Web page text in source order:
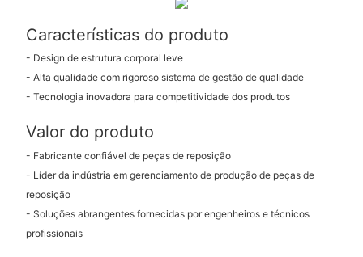
Características do produto
- Design de estrutura corporal leve
- Alta qualidade com rigoroso sistema de gestão de qualidade
- Tecnologia inovadora para competitividade dos produtos
Valor do produto
- Fabricante confiável de peças de reposição
- Líder da indústria em gerenciamento de produção de peças de
reposição
- Soluções abrangentes fornecidas por engenheiros e técnicos
profissionais